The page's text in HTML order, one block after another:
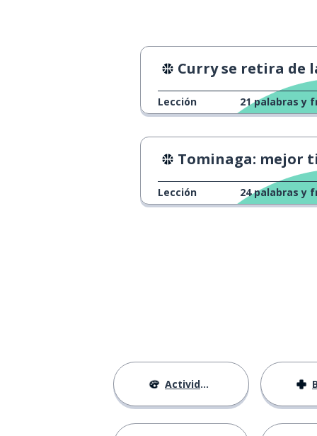
Curry se retira de la NBA en 3,9
Lección 21 palabras y
Tominaga: mejor tirador de la
Lección 24 palabras y
Actividades